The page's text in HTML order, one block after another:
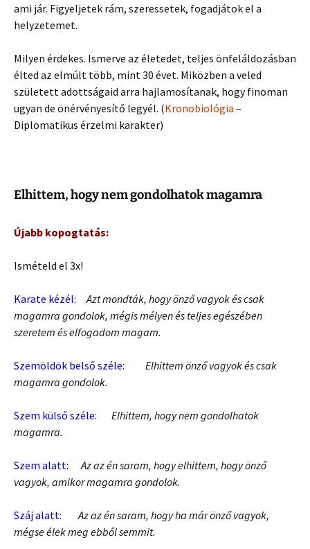
ami jár. Figyeljetek rám, szeressetek, fogadjátok el a
helyzetemet.
Milyen érdekes. Ismerve az életedet, teljes önfeláldozásban
élted az elmúlt több, mint 30 évet. Miközben a veled
született adottságaid arra hajlamosítanak, hogy finoman
ugyan de önérvényesítő legyél. (Kronobiológia –
Diplomatikus érzelmi karakter)
Elhittem, hogy nem gondolhatok magamra
Újabb kopogtatás:
Ismételd el 3x!
Karate kézél:
Azt mondták, hogy önző vagyok és csak
magamra gondolok, mégis mélyen és teljes egészében
szeretem és elfogadom magam.
Szemöldök belső széle:
Elhittem önző vagyok és csak
magamra gondolok.
Szem külső széle: Elhittem, hogy nem gondolhatok
magamra.
Szem alatt:
Az az én saram, hogy elhittem, hogy önző
vagyok, amikor magamra gondolok.
Száj alatt:
Az az én saram, hogy ha már önző vagyok,
mégse élek meg ebből semmit.